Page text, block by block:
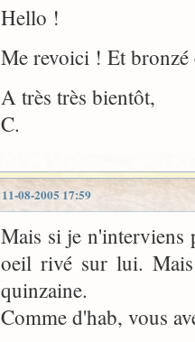
Hello !
Me revoici ! Et
A très très bientôt,
C.
11-08-2005 17:59
Mais si je n'interviens
oeil rivé sur lui.
quinzaine.
Comme d'hab, vous